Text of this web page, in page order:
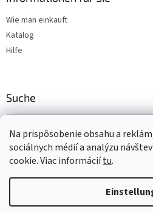
Na prispôsobenie obsahu a
sociálnych médií a analýzu
cookie. Viac informáciítu.
Wie man einkauft
Katalog
Hilfe
Suche